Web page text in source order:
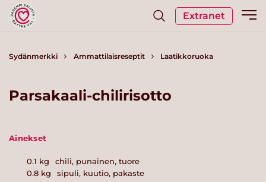
Extranet
Sydänmerkki Ammattilaisreseptit Laatikkoruoka
Parsakaali-chilirisotto
Ainekset
0.1 kg
chili, punainen, tuore
0.8 kg
sipuli, kuutio, pakaste